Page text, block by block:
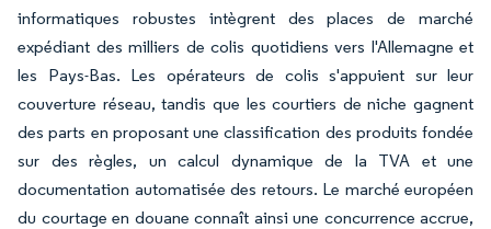
informatiques robustes intègrent des places de marché
expédiant des milliers de colis quotidiens vers l'Allemagne et
les Pays-Bas. Les opérateurs de colis s'appuient sur leur
couverture réseau, tandis que les courtiers de niche gagnent
des parts en proposant une classification des produits fondée
sur des règles, un calcul dynamique de la TVA et une
documentation automatisée des retours. Le marché européen
du courtage en douane connaît ainsi une concurrence accrue,